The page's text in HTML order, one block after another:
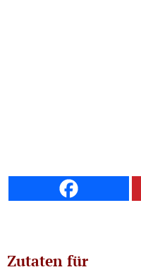
Zutaten für